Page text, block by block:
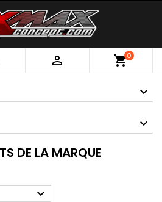
 shopping_cart0
DE LA MARQUE
